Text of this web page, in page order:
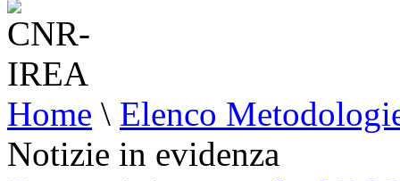
Home \ Elenco
Notizie in evidenza